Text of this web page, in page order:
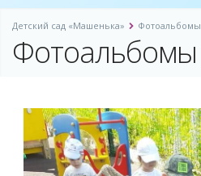
Детский сад «Машенька» Фотоальбомы
Фотоальбомы